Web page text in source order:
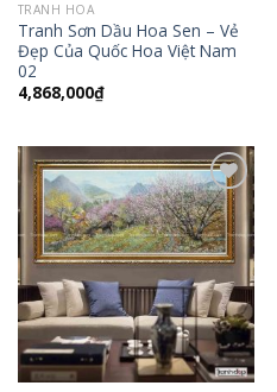
TRANH HOA
Tranh Sơn Dầu Hoa Sen – Vẻ
Đẹp Của Quốc Hoa Việt Nam
02
4,868,000₫
Add to
Wishlist